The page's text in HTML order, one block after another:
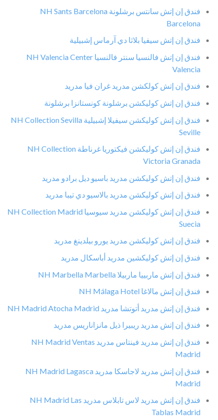
فندق إن إتش سانتس برشلونة NH Sants Barcelona
Barcelona
فندق إن إتش سيفيا بلاثا دي آرماس إشبيلية
فندق إن إتش فالنسيا سنتر فالنسيا NH Valencia Center
Valencia
فندق إن إتش كولكشن مدريد غران فيا مدريد
فندق إن إتش كوليكشن برشلونة كونستانزا برشلونة
فندق إن إتش كوليكشن سيفيلا إشبيلية NH Collection Sevilla
Seville
فندق إن إتش كوليكشن فيكتوريا غرناطة NH Collection
Victoria Granada
فندق إن إتش كوليكشن مدريد باسيو ديل برادو مدريد
فندق إن إتش كوليكشن مدريد بالاسيو دي تيبا مدريد
فندق إن إتش كوليكشن مدريد سيوسيا NH Collection Madrid
Suecia
فندق إن إتش كوليكشن مدريد يورو بيلدينغ مدريد
فندق إن إتش كوليكشين مدريد أباسكال مدريد
فندق إن إتش ماربييا ماربيلا NH Marbella Marbella
فندق إن إتش مالاغا NH Málaga Hotel
فندق إن إتش مدريد أتوتشا مدريد NH Madrid Atocha Madrid
فندق إن إتش مدريد ريبيرا ذيل مانزاناريس مدريد
فندق إن إتش مدريد فينتاس مدريد NH Madrid Ventas
Madrid
فندق إن إتش مدريد لاجاسكا مدريد NH Madrid Lagasca
Madrid
فندق إن إتش مدريد لاس تابلاس مدريد NH Madrid Las
Tablas Madrid